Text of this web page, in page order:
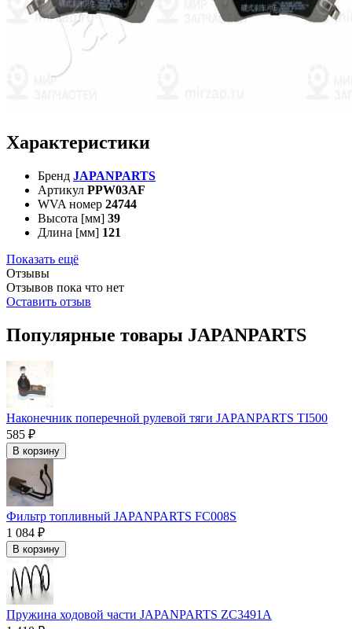
Характеристики
Бренд JAPANPARTS
Артикул PPW03AF
WVA номер 24744
Высота [мм] 39
Длина [мм] 121
Показать ещё
Отзывы
Отзывов пока что нет
Оставить отзыв
Популярные товары JAPANPARTS
Наконечник поперечной рулевой тяги JAPANPARTS TI500
585 ₽
В корзину
Фильтр топливный JAPANPARTS FC008S
1 084 ₽
В корзину
Пружина ходовой части JAPANPARTS ZC3491A